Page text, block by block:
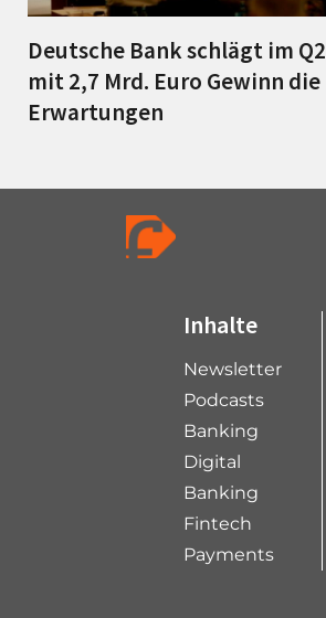
Deutsche Bank schlägt im Q2
mit 2,7 Mrd. Euro Gewinn die
Erwartungen
Inhalte
Newsletter
Podcasts
Banking
Digital
Banking
Fintech
Payments